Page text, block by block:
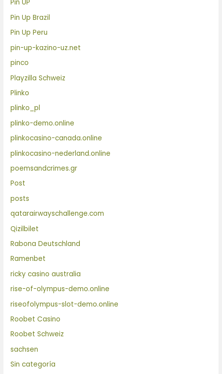
Pin UP
Pin Up Brazil
Pin Up Peru
pin-up-kazino-uz.net
pinco
Playzilla Schweiz
Plinko
plinko_pl
plinko-demo.online
plinkocasino-canada.online
plinkocasino-nederland.online
poemsandcrimes.gr
Post
posts
qatarairwayschallenge.com
Qizilbilet
Rabona Deutschland
Ramenbet
ricky casino australia
rise-of-olympus-demo.online
riseofolympus-slot-demo.online
Roobet Casino
Roobet Schweiz
sachsen
Sin categoría